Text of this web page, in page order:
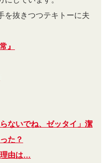
を抜きつつテキトーに夫
』
ないでね、ゼッタイ」潔
た？
理由は…